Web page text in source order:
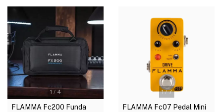
1 / 4
FLAMMA Fc200 Funda
1/7
FLAMMA Fc07 Pedal Mini